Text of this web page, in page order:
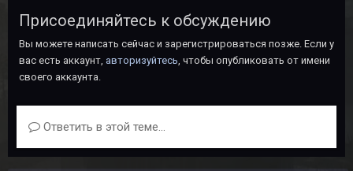
Присоединяйтесь к обсуждению
Вы можете написать сейчас и зарегистрироваться позже. Если у
вас есть аккаунт, авторизуйтесь, чтобы опубликовать от имени
своего аккаунта.
Ответить в этой теме...